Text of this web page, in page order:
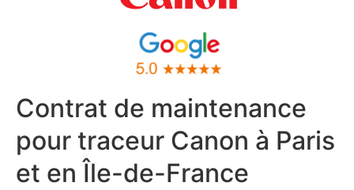
Contrat de maintenance
pour traceur Canon à Paris
et en Île-de-France